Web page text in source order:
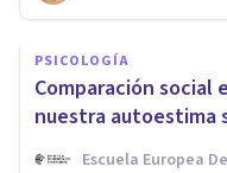
PSICOLOGÍA
Comparación social
nuestra autoestima
Escuela Europea